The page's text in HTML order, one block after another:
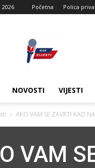
2026 Početna Polica
NOVOSTI VIJESTI
AKO VAM SE ZAVRTI KAD
VAM